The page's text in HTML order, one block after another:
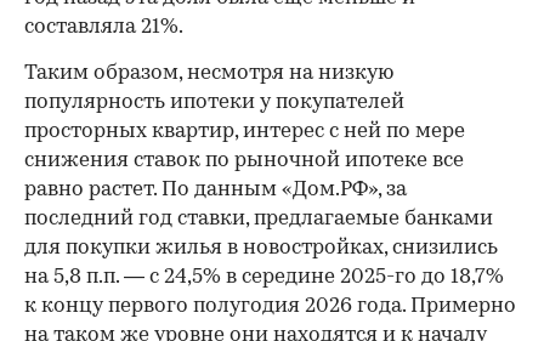
составляла 21%.
Таким образом, несмотря на низкую
популярность ипотеки у покупателей
просторных квартир, интерес с ней по мере
снижения ставок по рыночной ипотеке все
равно растет. По данным «Дом.РФ», за
последний год ставки, предлагаемые банками
для покупки жилья в новостройках, снизились
на 5,8 п.п. — с 24,5% в середине 2025-го до 18,7%
к концу первого полугодия 2026 года. Примерно
на таком же уровне они находятся и к началу